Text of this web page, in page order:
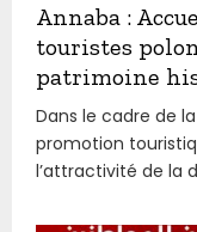
Annaba :
touristes
patrimoine
Dans le cadre de
promotion
l’attractivité de la